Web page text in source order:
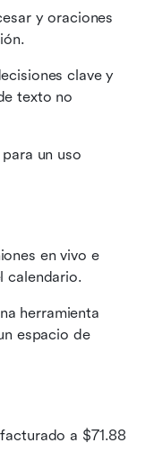
y oraciones
clave y
texto no
un uso
en vivo e
calendario.
herramienta
espacio de
a $71.88